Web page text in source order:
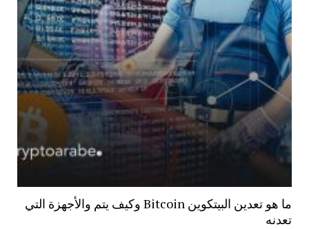
ما هو تعدين البيتكوين Bitcoin وكيف يتم والأجهزة التي
تعدنه